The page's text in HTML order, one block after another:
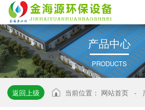
产品中心
PRODUCTS
返回上级 当前位置： 网站首页 -